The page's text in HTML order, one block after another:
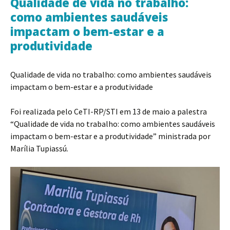
como ambientes saudáveis
impactam o bem-estar e a
produtividade
Qualidade de vida no trabalho: como ambientes saudáveis
impactam o bem-estar e a produtividade
Foi realizada pelo CeTI-RP/STI em 13 de maio a palestra
“Qualidade de vida no trabalho: como ambientes saudáveis
impactam o bem-estar e a produtividade” ministrada por
Marília Tupiassú.